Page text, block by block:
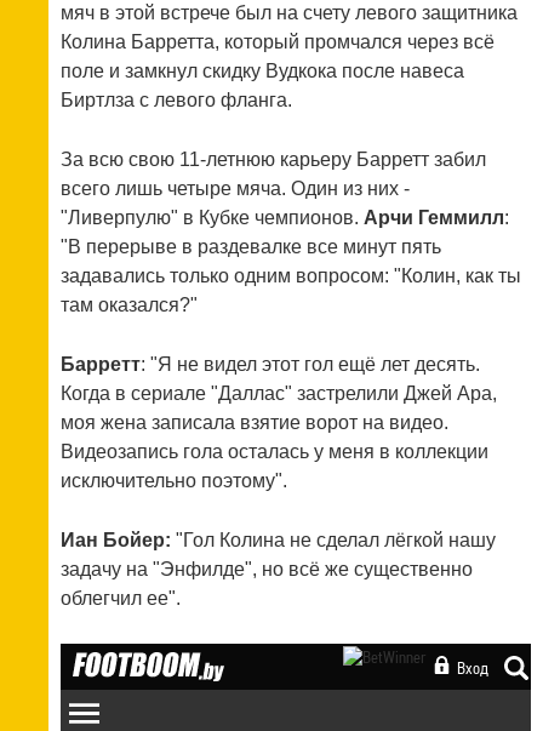
мяч в этой встрече был на счету левого защитника
Колина Барретта, который промчался через всё
поле и замкнул скидку Вудкока после навеса
Биртлза с левого фланга.
За всю свою 11-летнюю карьеру Барретт забил
всего лишь четыре мяча. Один из них -
"Ливерпулю" в Кубке чемпионов. Арчи Геммилл:
"В перерыве в раздевалке все минут пять
задавались только одним вопросом: "Колин, как ты
там оказался?"
Барретт: "Я не видел этот гол ещё лет десять.
Когда в сериале "Даллас" застрелили Джей Ара,
моя жена записала взятие ворот на видео.
Видеозапись гола осталась у меня в коллекции
исключительно поэтому".
Иан Бойер: "Гол Колина не сделал лёгкой нашу
задачу на "Энфилде", но всё же существенно
облегчил ее".